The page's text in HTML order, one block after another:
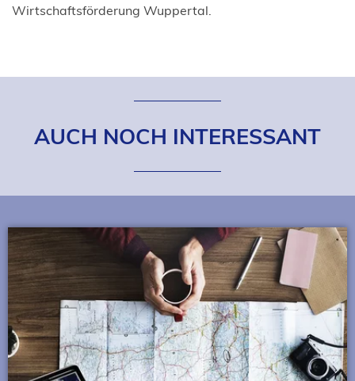
Wirtschaftsförderung Wuppertal.
AUCH NOCH INTERESSANT